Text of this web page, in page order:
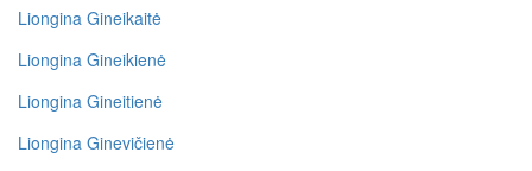
Liongina Gineikaitė
Liongina Gineikienė
Liongina Gineitienė
Liongina Ginevičienė